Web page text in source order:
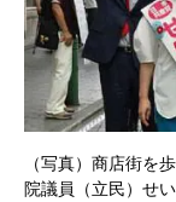
（写真）商店街を
院議員（立民）せ